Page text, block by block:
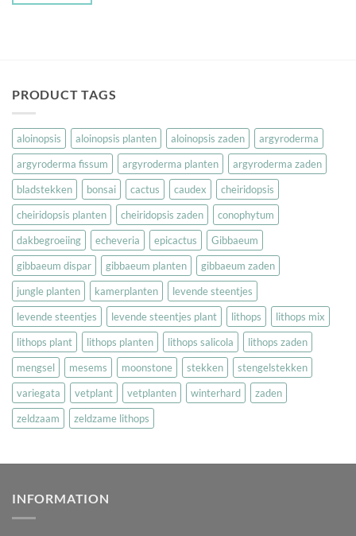
PRODUCT TAGS
aloinopsis aloinopsis planten aloinopsis zaden
argyroderma
argyroderma fissum
argyroderma planten
argyroderma zaden
bladstekken
bonsai cactus caudex
cheiridopsis
cheiridopsis planten
cheiridopsis zaden
conophytum
dakbegroeiing
echeveria epicactus
Gibbaeum
gibbaeum dispar
gibbaeum planten
gibbaeum zaden
jungle planten
kamerplanten
levende steentjes
levende steentjes
levende steentjes plant lithops
lithops mix
lithops plant
lithops planten lithops salicola
lithops zaden
mengsel
mesems moonstone stekken
stengelstekken
variegata
vetplant vetplanten winterhard
zaden
zeldzaam
zeldzame lithops
INFORMATION